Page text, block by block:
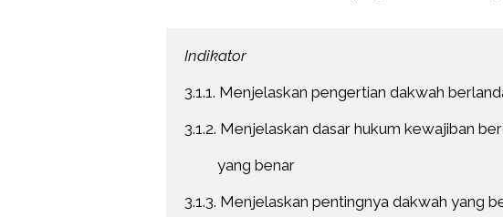
Indikator
3.1.1. Menjelaskan pengertian dakwah
3.1.2. Menjelaskan dasar hukum kewajiban
         yang benar
3.1.3. Menjelaskan pentingnya dakwah yang